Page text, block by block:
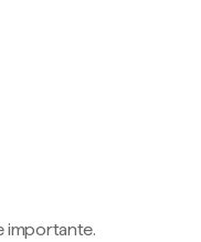
importante.